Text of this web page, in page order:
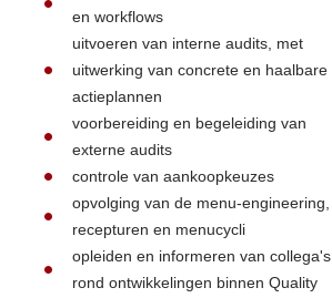
en workflows
uitvoeren van interne audits, met
uitwerking van concrete en haalbare
actieplannen
voorbereiding en begeleiding van
externe audits
controle van aankoopkeuzes
opvolging van de menu-engineering,
recepturen en menucycli
opleiden en informeren van collega's
rond ontwikkelingen binnen Quality